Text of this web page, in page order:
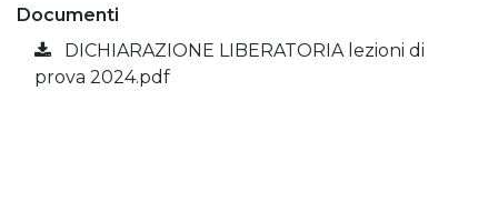
Documenti
DICHIARAZIONE LIBERATORIA lezioni di
prova 2024.pdf